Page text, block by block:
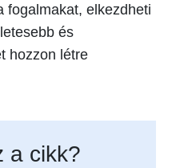
fogalmakat, elkezdheti
és
hozzon létre
a cikk?